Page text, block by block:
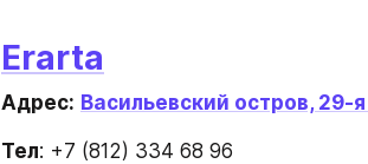
Erarta
Адрес: Васильевский остров, 29-
Тел: +7 (812) 334 68 96